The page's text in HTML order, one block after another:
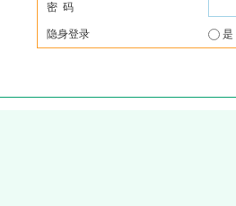
密 码
隐身登录